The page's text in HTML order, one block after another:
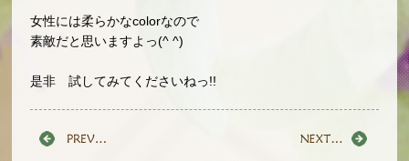
女性には柔らかなcolorなので
素敵だと思いますよっ(^ ^)
是非 試してみてくださいねっ!!